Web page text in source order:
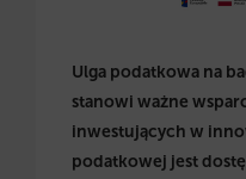
Ulga podatkowa na
stanowi ważne
inwestujących w
podatkowej jest